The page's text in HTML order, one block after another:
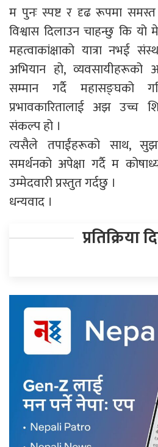
म पुनः स्पष्ट र दृढ रूपमा
विश्वास दिलाउन चाहन्छु कि यो
महत्वाकांक्षाको यात्रा नभई
अभियान हो, व्यवसायीहरूको
सम्मान गर्दै महासङ्घको
प्रभावकारितालाई अझ उच्च
संकल्प हो ।
त्यसैले तपाईंहरूको साथ,
समर्थनको अपेक्षा गर्दै म
उम्मेदवारी प्रस्तुत गर्दछु ।
धन्यवाद ।
प्रतिक्रिया